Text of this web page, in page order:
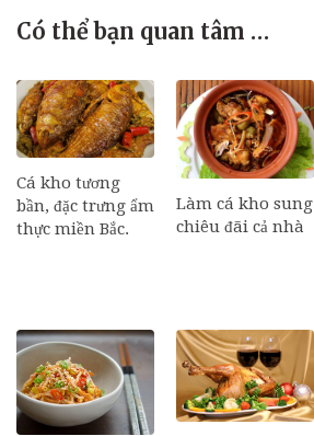
Có thể bạn quan tâm …
Cá kho tương
bần, đặc trưng ẩm
thực miền Bắc.
Làm cá kho sung
chiêu đãi cả nhà